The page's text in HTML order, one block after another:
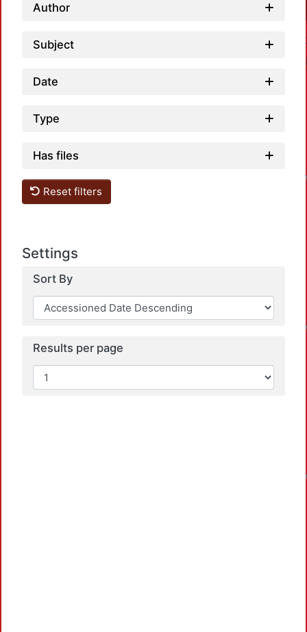
Author
Subject
Date
Type
Has files
Reset filters
Settings
Sort By
Results per page